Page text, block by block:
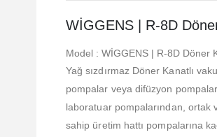
WİGGENS | R-8D
Model : WİGGENS | R-8D Döner
Yağ sızdırmaz Döner Kanatlı
pompalar veya difüzyon
laboratuar pompalarından, ortak
sahip üretim hattı pompalarına